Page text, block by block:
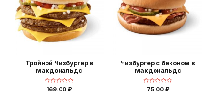
Тройной Чизбургер в
Макдональдс
Оценка
169.00 ₽
Чизбургер с беконом в
Макдональдс
Оценка
75.00 ₽